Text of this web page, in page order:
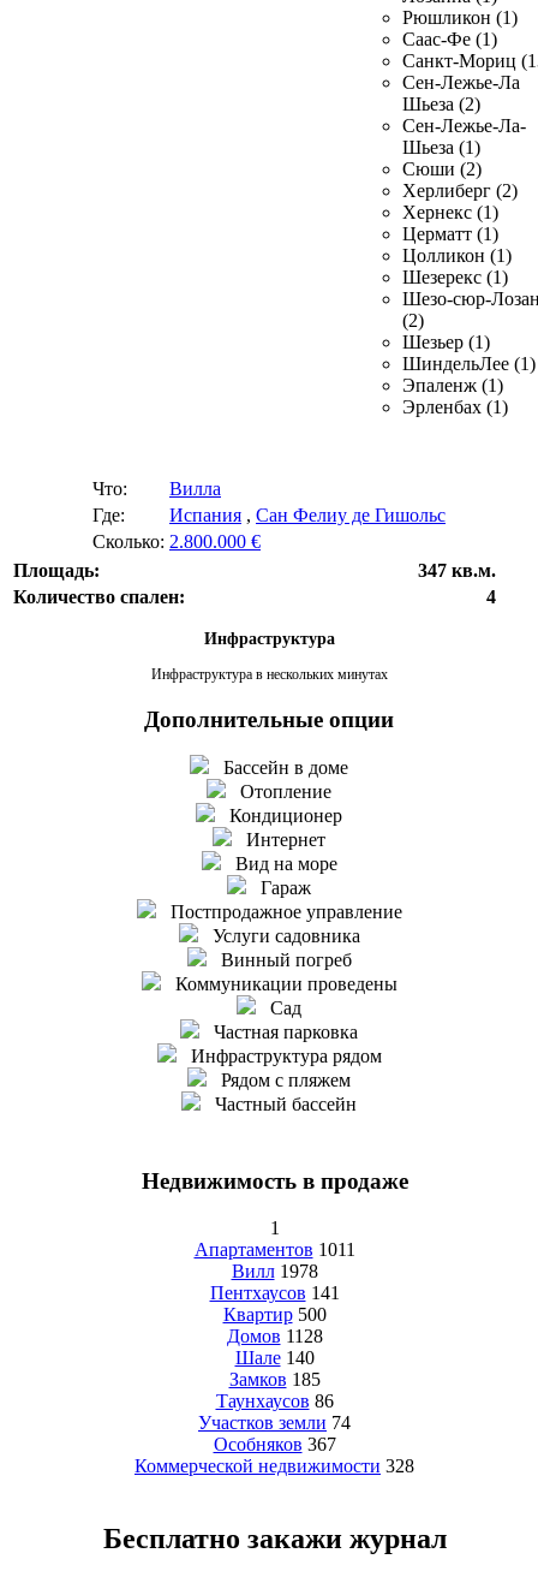
Рюшликон (1)
Саас-Фе (1)
Санкт-Мориц
Сен-Лежье-Ла
Шьеза (2)
Сен-Лежье-Ла-
Шьеза (1)
Сюши (2)
Херлиберг (2)
Хернекс (1)
Церматт (1)
Цолликон (1)
Шезерекс (1)
Шезо-сюр-
(2)
Шезьер (1)
ШиндельЛее (1)
Эпаленж (1)
Эрленбах (1)
Что:
Вилла
Где:
Испания , Сан Фелиу де Гишольс
Сколько: 2.800.000 €
Площадь:
347 кв.м.
Количество спален:
4
Инфраструктура
Инфраструктура в нескольких минутах
Дополнительные опции
Бассейн в доме
Отопление
Кондиционер
Интернет
Вид на море
Гараж
Постпродажное управление
Услуги садовника
Винный погреб
Коммуникации проведены
Сад
Частная парковка
Инфраструктура рядом
Рядом с пляжем
Частный бассейн
Недвижимость в продаже
1
Апартаментов 1011
Вилл 1978
Пентхаусов 141
Квартир 500
Домов 1128
Шале 140
Замков 185
Таунхаусов 86
Участков земли 74
Особняков 367
Коммерческой недвижимости 328
Бесплатно закажи журнал